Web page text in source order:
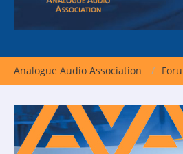
Analogue Audio Association